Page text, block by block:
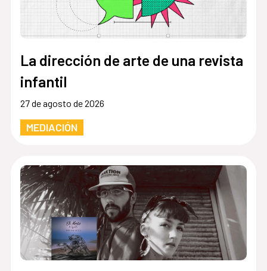
La dirección de arte de una revista
infantil
27 de agosto de 2026
MEDIACIÓN